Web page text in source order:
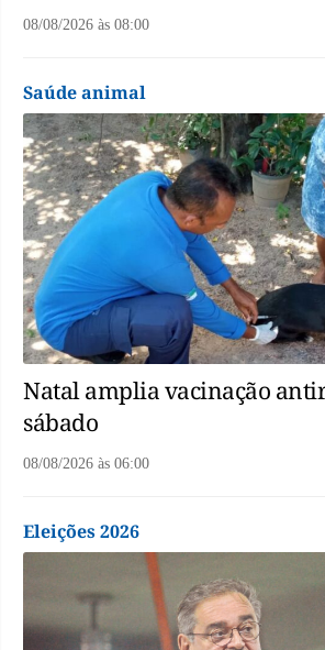
08/08/2026 às 08:00
Saúde animal
Natal amplia vacinação
sábado
08/08/2026 às 06:00
Eleições 2026